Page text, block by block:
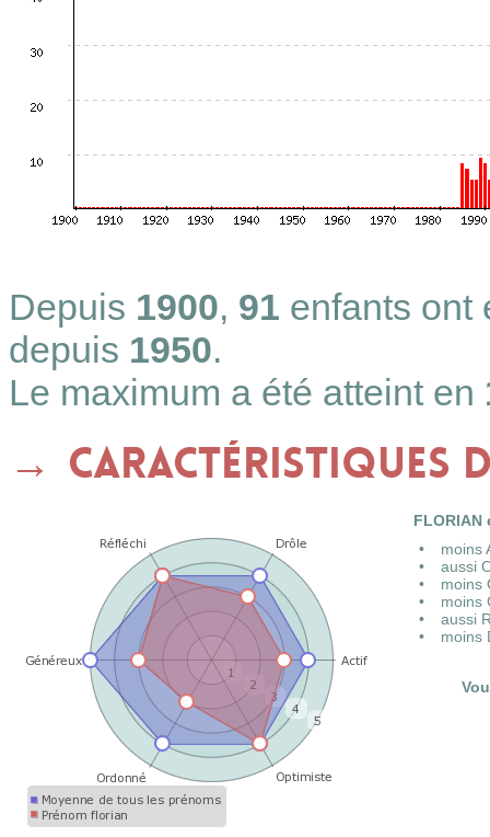
Depuis 1900, 91 enfants ont
depuis 1950.
Le maximum a été atteint en
Caractéristiques
FLORIAN
moins
aussi
moins
moins
aussi
moins